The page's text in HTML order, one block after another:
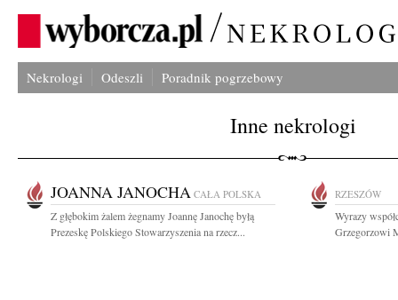
Nekrologi Odeszli Poradnik pogrzebowy
Inne nekrologi
JOANNA JANOCHA CAŁA POLSKA
Z głębokim żalem żegnamy Joannę Janochę byłą
Prezeskę Polskiego Stowarzyszenia na rzecz...
RZESZÓW
Wyrazy
Grzegorzowi